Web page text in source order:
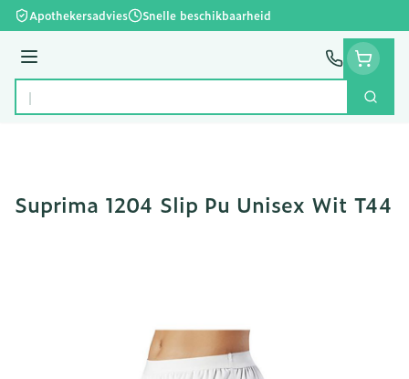
Ga naar de inhoud
Apothekersadvies Snelle beschikbaarheid
Menu
Product, merk, categorie...
Zoek
Suprima 1204 Slip Pu Unisex Wit T44